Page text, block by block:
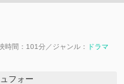
映時間：101分 ジャンル： ドラマ
フォー